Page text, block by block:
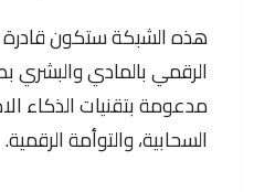
هذه الشبكة ستكون قادرة
الرقمي بالمادي والبشري
مدعومة بتقنيات الذكاء
السحابية، والتوأمة الرقمية.